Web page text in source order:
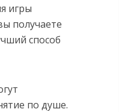
игры
получаете
способ
по душе.